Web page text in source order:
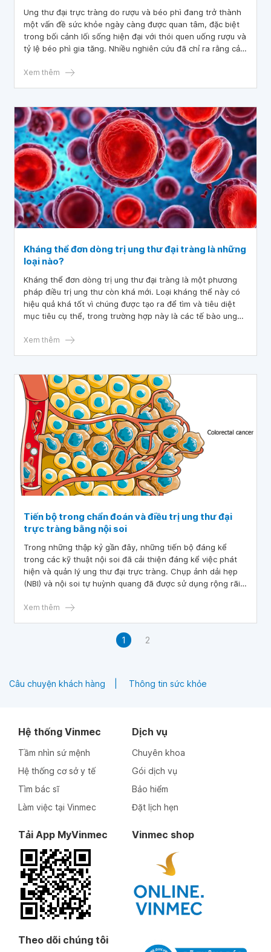
Ung thư đại trực tràng do rượu và béo phì đang trở thành
một vấn đề sức khỏe ngày càng được quan tâm, đặc biệt
trong bối cảnh lối sống hiện đại với thói quen uống rượu và
tỷ lệ béo phì gia tăng. Nhiều nghiên cứu đã chỉ ra rằng cả
góp phần làm tăng khả năng mắc ung thư đại trực tràng.
Xem thêm
Kháng thể đơn dòng trị ung thư đại tràng là những
loại nào?
Kháng thể đơn dòng trị ung thư đại tràng là một phương
pháp điều trị ung thư còn khá mới. Loại kháng thể này có
hiệu quả khá tốt vì chúng được tạo ra để tìm và tiêu diệt
mục tiêu cụ thể, trong trường hợp này là các tế bào ung
lần đầu tiên nghe về loại kháng thể này.
Xem thêm
Tiến bộ trong chẩn đoán và điều trị ung thư đại
trực tràng bằng nội soi
Trong những thập kỷ gần đây, những tiến bộ đáng kể
trong các kỹ thuật nội soi đã cải thiện đáng kể việc phát
hiện và quản lý ung thư đại trực tràng. Chụp ảnh dải hẹp
(NBI) và nội soi tự huỳnh quang đã được sử dụng rộng rãi
và cấu trúc vi mạch, đặc biệt là trong việc phát hiện ung
Xem thêm
1 2
Câu chuyện khách hàng Thông tin sức khỏe
Hệ thống Vinmec
Tầm nhìn sứ mệnh
Hệ thống cơ sở y tế
Tìm bác sĩ
Làm việc tại Vinmec
Dịch vụ
Chuyên khoa
Gói dịch vụ
Bảo hiểm
Đặt lịch hẹn
Tải App MyVinmec Vinmec shop
Theo dõi chúng tôi